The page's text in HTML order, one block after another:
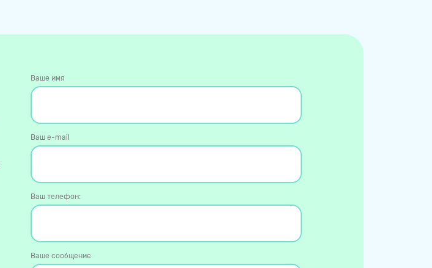
Ваше имя
Ваш e-mail
Ваш телефон:
Ваше сообщение